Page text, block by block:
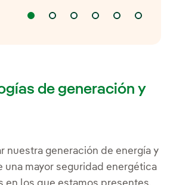
de generación y
nuestra generación de energía y
una mayor seguridad energética